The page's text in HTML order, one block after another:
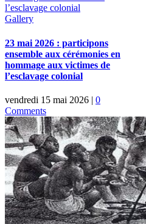
l’esclavage colonial
Gallery
23 mai 2026 : participons
ensemble aux cérémonies en
hommage aux victimes de
l’esclavage colonial
vendredi 15 mai 2026 | 0
Comments